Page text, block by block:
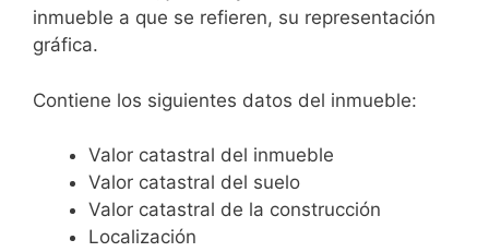
inmueble a que se refieren, su representación
gráfica.
Contiene los siguientes datos del inmueble:
Valor catastral del inmueble
Valor catastral del suelo
Valor catastral de la construcción
Localización